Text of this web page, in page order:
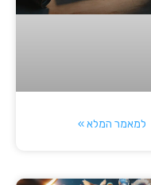
למאמר המלא »